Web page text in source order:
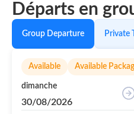
Départs en
Group Departure Private
Available Available
dimanche
30/08/2026